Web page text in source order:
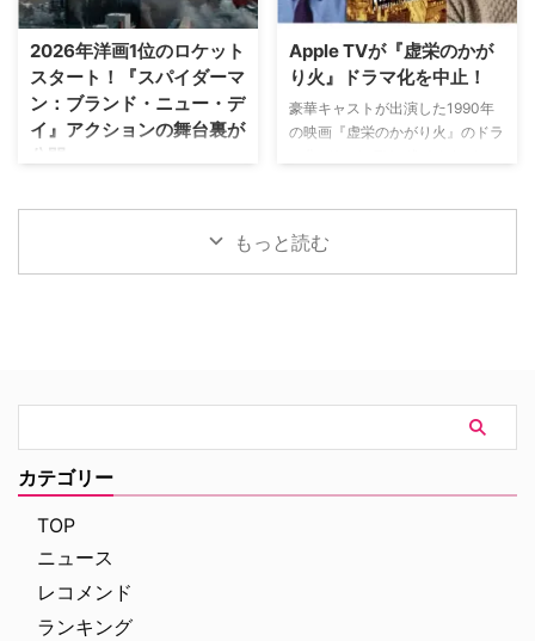
7月のホームランダービーもリリ
を深めている。この協力関係は
2028年まで続く予定だ。今月中
旬に行われるフィールド・オブ・
ドリームス（映画『フィールド・
オブ・ドリームス』の舞台となっ
けて英BBCで放送されたジョン・
『Bergerac（原題）』をリブー
トした本作。イギリス海峡に浮か
ぶジャージー島を舞台に、警部の
ジム・ベルジュラックが事件に挑
2026年洋画1位のロケット
スタート！『スパイダーマ
ン：ブランド・ニュー・デ
イ』アクションの舞台裏が
公開
マンの新たな物語を描く映画『ス
パイダーマン：ブランド・ニュ
ー・デイ』が大ヒット上映中だ。
の裏側を明かす特別映像が公開さ
録！ 映画史に残る快挙を達成 ソ
ニー・ピクチャーズ配給、トム・
ホランド演じるピーター・パーカ
ー＝スパイダーマンの新たなる物
ド・ニュー・デイ』が大ヒット …
Apple TVが『虚栄のかが
り火』ドラマ化を中止！
豪華キャストが出演した1990年
の映画『虚栄のかがり火』のドラ
ず 原作は、1987年に出版された
トム・ウルフのベストセラー小説
ンハッタンと周辺の貧困な地区と
な名声を得た …
もっと読む
カテゴリー
TOP
ニュース
レコメンド
ランキング